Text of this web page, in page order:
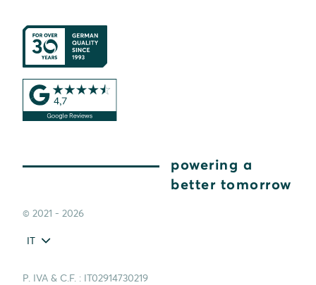
powering a
better tomorrow
© 2021 - 2026
IT
P. IVA & C.F. : IT02914730219